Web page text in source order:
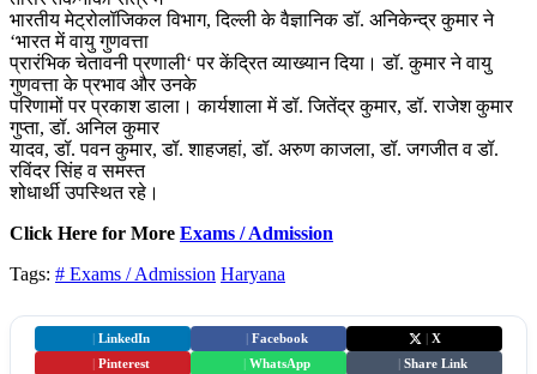
भारतीय मेट्रोलॉजिकल विभाग, दिल्ली के वैज्ञानिक डॉ. अनिकेन्द्र कुमार ने
‘भारत में वायु गुणवत्ता
प्रारंभिक चेतावनी प्रणाली‘ पर केंद्रित व्याख्यान दिया। डॉ. कुमार ने वायु
गुणवत्ता के प्रभाव और उनके
परिणामों पर प्रकाश डाला। कार्यशाला में डॉ. जितेंद्र कुमार, डॉ. राजेश कुमार
गुप्ता, डॉ. अनिल कुमार
यादव, डॉ. पवन कुमार, डॉ. शाहजहां, डॉ. अरुण काजला, डॉ. जगजीत व डॉ.
रविंदर सिंह व समस्त
शोधार्थी उपस्थित रहे।
Click Here for More Exams / Admission
Tags: # Exams / Admission Haryana
LinkedIn Facebook
X
Pinterest WhatsApp Share Link